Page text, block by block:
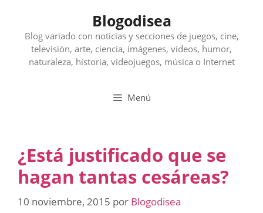
contenido
Blogodisea
Blog variado con noticias y secciones de juegos, cine,
televisión, arte, ciencia, imágenes, videos, humor,
naturaleza, historia, videojuegos, música o Internet
Menú
¿Está justificado que se
hagan tantas cesáreas?
10 noviembre, 2015 por Blogodisea